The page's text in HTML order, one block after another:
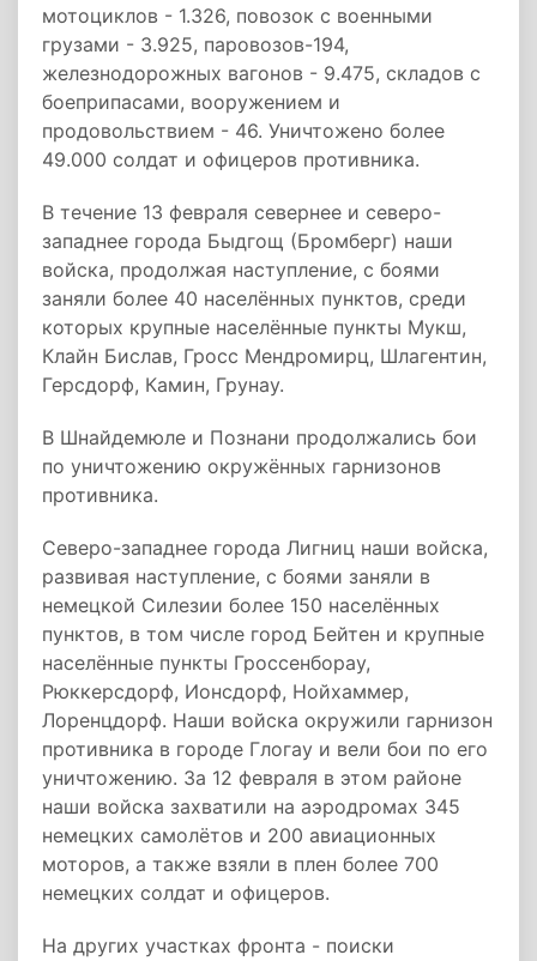
мотоциклов - 1.326, повозок с военными
грузами - 3.925, паровозов-194,
железнодорожных вагонов - 9.475, складов с
боеприпасами, вооружением и
продовольствием - 46. Уничтожено более
49.000 солдат и офицеров противника.
В течение 13 февраля севернее и северо-
западнее города Быдгощ (Бромберг) наши
войска, продолжая наступление, с боями
заняли более 40 населённых пунктов, среди
которых крупные населённые пункты Мукш,
Клайн Бислав, Гросс Мендромирц, Шлагентин,
Герсдорф, Камин, Грунау.
В Шнайдемюле и Познани продолжались бои
по уничтожению окружённых гарнизонов
противника.
Северо-западнее города Лигниц наши войска,
развивая наступление, с боями заняли в
немецкой Силезии более 150 населённых
пунктов, в том числе город Бейтен и крупные
населённые пункты Гроссенборау,
Рюккерсдорф, Ионсдорф, Нойхаммер,
Лоренцдорф. Наши войска окружили гарнизон
противника в городе Глогау и вели бои по его
уничтожению. За 12 февраля в этом районе
наши войска захватили на аэродромах 345
немецких самолётов и 200 авиационных
моторов, а также взяли в плен более 700
немецких солдат и офицеров.
На других участках фронта - поиски